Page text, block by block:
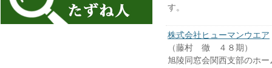
す。
株式会社ヒューマンウエア
（藤村 徹 ４８期）
旭陵同窓会関西支部のホ